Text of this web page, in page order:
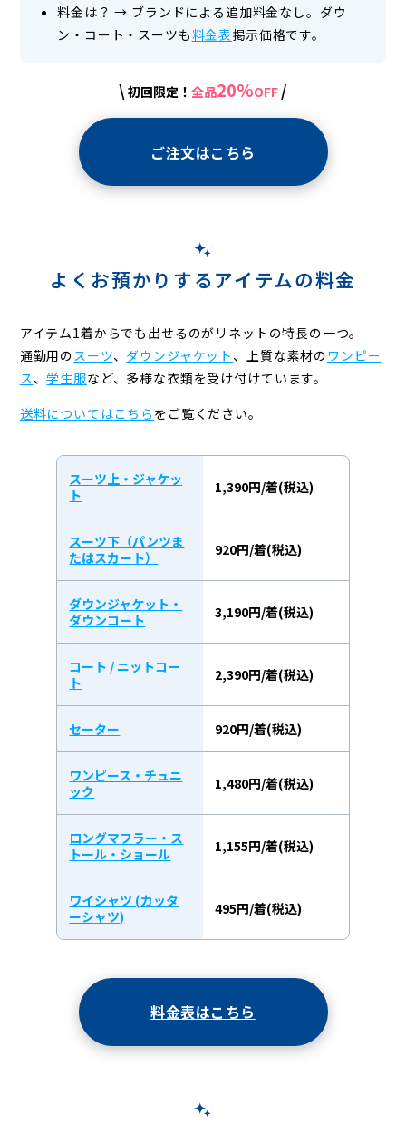
料金は？ → ブランドによる追加料金なし。ダウ
ン・コート・スーツも料金表掲示価格です。
\ 初回限定！ 全品20%OFF /
ご注文はこちら
よくお預かりするアイテムの料金
アイテム1着からでも出せるのがリネットの特長の一つ。
通勤用のスーツ、 ダウンジャケット 、上質な素材のワンピー
ス、学生服など、 多様な衣類を受け付けています。
送料についてはこちら をご覧ください。
スーツ上・ジャケッ
ト
1,390円/着(税込)
スーツ下（パンツま
たはスカート）
920円/着(税込)
ダウンジャケット・
ダウンコート
3,190円/着(税込)
コート / ニットコー
ト
2,390円/着(税込)
セーター 920円/着(税込)
ワンピース・チュニ
ック
1,480円/着(税込)
ロングマフラー・ス
トール・ショール
1,155円/着(税込)
ワイシャツ (カッタ
ーシャツ)
495円/着(税込)
料金表はこちら